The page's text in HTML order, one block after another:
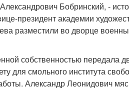
Бобринский, -
президент академии
разместили во дворце
собственностью передала
для смольного института
Александр Леонидович